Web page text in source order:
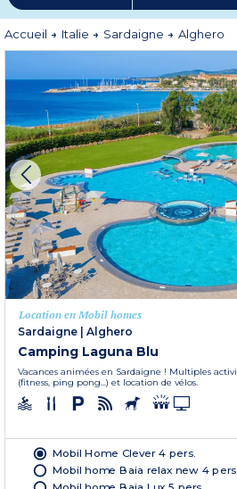
Accueil Italie Sardaigne Alghero
Location en Mobil homes
Sardaigne
Alghero
Camping Laguna Blu
Vacances animées en Sardaigne ! Multiples
(fitness, ping pong...) et location de vélos.
Mobil Home Clever 4 pers.
Mobil home Baia relax new 4 pers.